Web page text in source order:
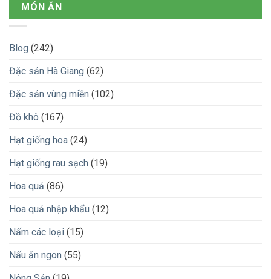
MÓN ĂN
Blog (242)
Đặc sản Hà Giang (62)
Đặc sản vùng miền (102)
Đồ khô (167)
Hạt giống hoa (24)
Hạt giống rau sạch (19)
Hoa quả (86)
Hoa quả nhập khẩu (12)
Nấm các loại (15)
Nấu ăn ngon (55)